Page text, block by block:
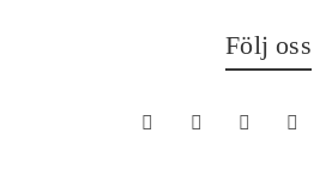
Följ oss